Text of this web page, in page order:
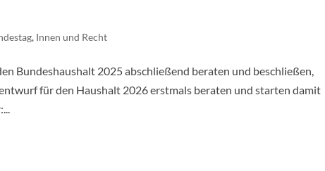
, Innen und Recht
Bundeshaushalt 2025 abschließend beraten und beschließen,
für den Haushalt 2026 erstmals beraten und starten damit